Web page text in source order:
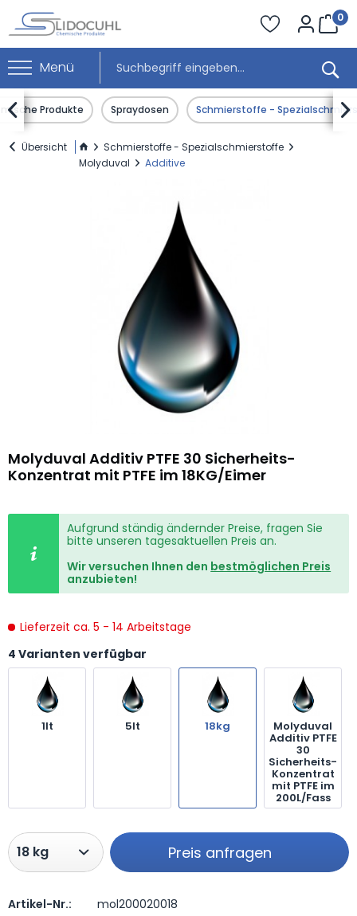
Menü
0
Produkte Spraydosen Schmierstoffe -
 
Übersicht
Schmierstoffe - Spezialschmierstoffe
Molyduval
Additive
Molyduval Additiv PTFE 30 Sicherheits-
Konzentrat mit PTFE im 18KG/Eimer
Aufgrund ständig ändernder Preise, fragen Sie
bitte unseren tagesaktuellen Preis an.
Wir versuchen Ihnen den bestmöglichen Preis
anzubieten!
Lieferzeit ca. 5 - 14 Arbeitstage
4 Varianten verfügbar
1lt 5lt 18kg Molyduval
Additiv PTFE
30
Sicherheits-
Konzentrat
mit PTFE im
200L/Fass
Preis anfragen
Preis anfragen
Artikel-Nr.: mol200020018